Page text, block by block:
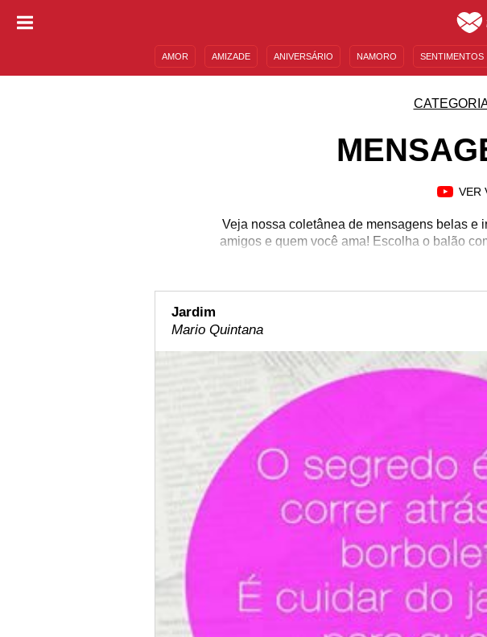
AMOR AMIZADE ANIVERSÁRIO NAMORO SENTIMENTOS
VER
Veja nossa coletânea de mensagens belas e
amigos e quem você ama! Escolha o balão
essa
Jardim
Mario Quintana